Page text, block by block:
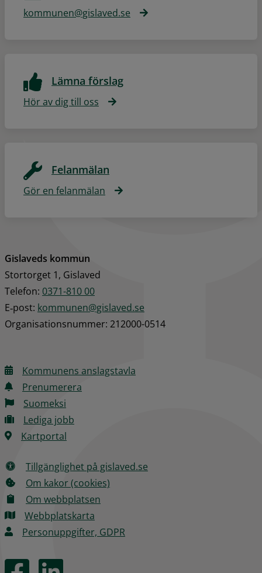
kommunen@gislaved.se
Lämna förslag
Hör av dig till oss
Felanmälan
Gör en felanmälan
Gislaveds kommun
Stortorget 1, Gislaved
Telefon: 0371-810 00
E‑post: kommunen@gislaved.se
Organisationsnummer: 212000-0514
Kommunens anslagstavla
Prenumerera
Suomeksi
Lediga jobb
Kartportal
Tillgänglighet på gislaved.se
Om kakor (cookies)
Om webbplatsen
Webbplatskarta
Personuppgifter, GDPR